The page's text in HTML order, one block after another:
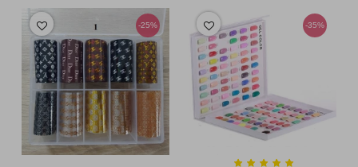
-25% -35%